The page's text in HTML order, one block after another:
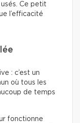
Ce petit
l’efficacité
: c’est un
où tous les
de temps
fonctionne